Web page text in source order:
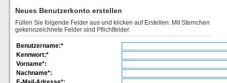
Neues Benutzerkonto erstellen
Füllen Sie folgende Felder aus und klicken auf Erstellen. Mit Sternchen
gekennzeichnete Felder sind Pflichtfelder.
Benutzername:*
Kennwort:*
Vorname*:
Nachname*: